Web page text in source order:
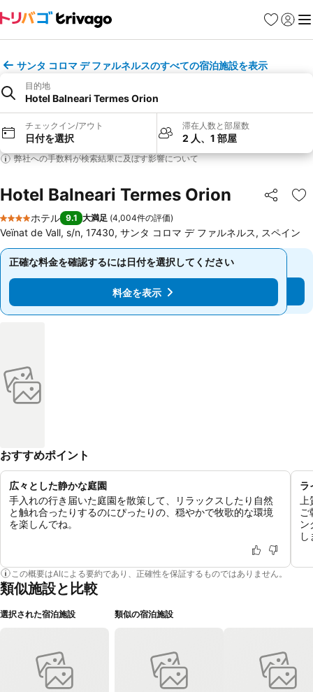
お気に入り
ログイ
メ
サンタ コロマ デ ファルネルスのすべての宿泊施設を表示
目的地
Hotel Balneari Termes Orion
チェックイン/アウト
日付を選択
滞在人数と部屋数
2 人、1 部屋
弊社への手数料が検索結果に及ぼす影響について
Hotel Balneari Termes Orion シェア
お
4 ホテルのランク
ホテル 9.1 大満足 (4,004件の評価)
Veïnat de Vall, s/n, 17430, サンタ コロマ デ ファルネルス, スペイン
正確な料金を確認するには日付を選択してください
料金を表示
正確な料金を確認するには日付を選択してください
料金を表示
おすすめポイント
広々とした静かな庭園
手入れの行き届いた庭園を散策して、リラックスしたり自然
と触れ合ったりするのにぴったりの、穏やかで牧歌的な環境
を楽しんでね。
ラ
ご
ン
し
この概要はAIによる要約であり、正確性を保証するものではありません。
類似施設と比較
選択された宿泊施設 類似の宿泊施設